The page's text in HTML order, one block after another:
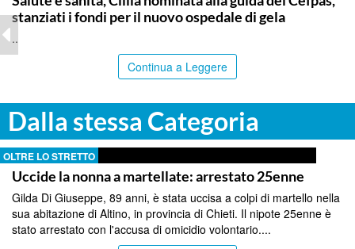
stanziati i fondi per il nuovo ospedale di gela
..
Continua a Leggere
Dalla stessa Categoria
OLTRE LO STRETTO
Uccide la nonna a martellate: arrestato 25enne
Gilda Di Giuseppe, 89 anni, è stata uccisa a colpi di martello nella
sua abitazione di Altino, in provincia di Chieti. Il nipote 25enne è
stato arrestato con l'accusa di omicidio volontario....